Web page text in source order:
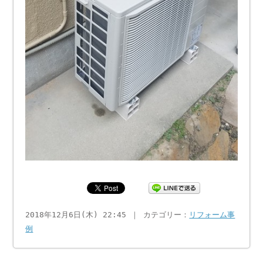
2018年12月6日(木) 22:45 ｜ カテゴリー： リフォーム事
例